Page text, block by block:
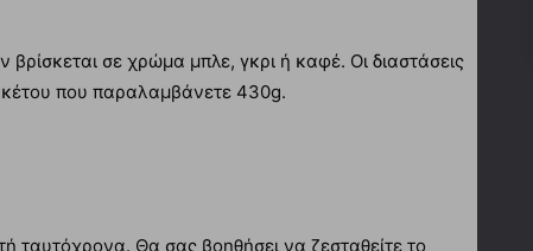
σε χρώμα μπλε, γκρι ή καφέ. Οι διαστάσεις
που παραλαμβάνετε 430g.
ταυτόχρονα. Θα σας βοηθήσει να ζεσταθείτε το